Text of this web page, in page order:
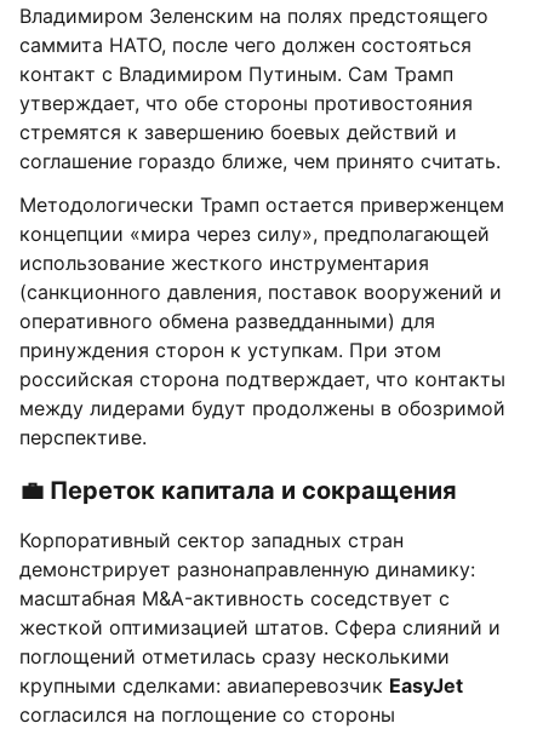
Владимиром Зеленским на полях предстоящего
саммита НАТО, после чего должен состояться
контакт с Владимиром Путиным. Сам Трамп
утверждает, что обе стороны противостояния
стремятся к завершению боевых действий и
соглашение гораздо ближе, чем принято считать.
Методологически Трамп остается приверженцем
концепции «мира через силу», предполагающей
использование жесткого инструментария
(санкционного давления, поставок вооружений и
оперативного обмена разведданными) для
принуждения сторон к уступкам. При этом
российская сторона подтверждает, что контакты
между лидерами будут продолжены в обозримой
перспективе.
💼 Переток капитала и сокращения
Корпоративный сектор западных стран
демонстрирует разнонаправленную динамику:
масштабная M&A-активность соседствует с
жесткой оптимизацией штатов. Сфера слияний и
поглощений отметилась сразу несколькими
крупными сделками: авиаперевозчик EasyJet
согласился на поглощение со стороны